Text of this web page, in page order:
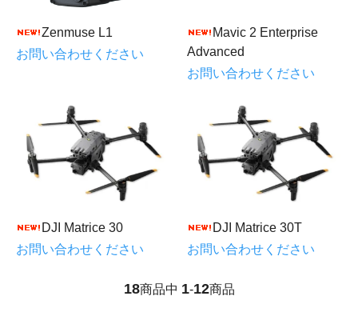
Zenmuse L1
お問い合わせください
Mavic 2 Enterprise
Advanced
お問い合わせください
DJI Matrice 30
お問い合わせください
DJI Matrice 30T
お問い合わせください
18商品中 1-12商品